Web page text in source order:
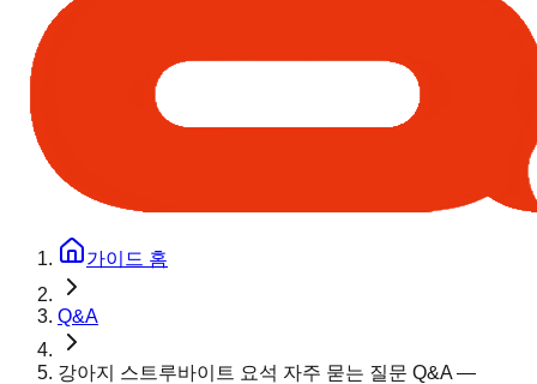
가이드 홈
Q&A
강아지 스트루바이트 요석 자주 묻는 질문 Q&A —